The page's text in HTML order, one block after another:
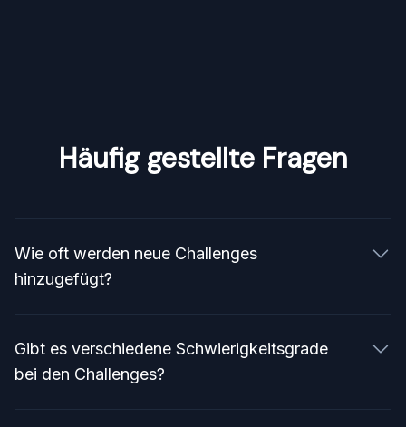
Häufig gestellte Fragen
Wie oft werden neue Challenges
hinzugefügt?
hinzugefügt, um das Angebot
abwechslungsreich und interessant zu halten.
Gibt es verschiedene Schwierigkeitsgrade
bei den Challenges?